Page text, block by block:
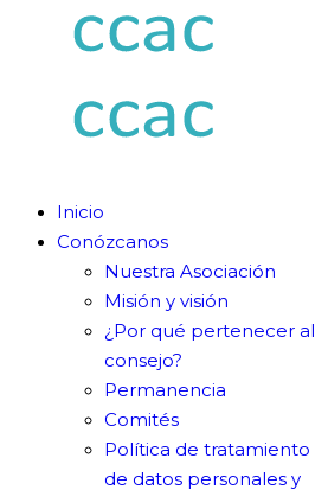
Inicio
Conózcanos
Nuestra Asociación
Misión y visión
¿Por qué pertenecer al
consejo?
Permanencia
Comités
Política de tratamiento
de datos personales y